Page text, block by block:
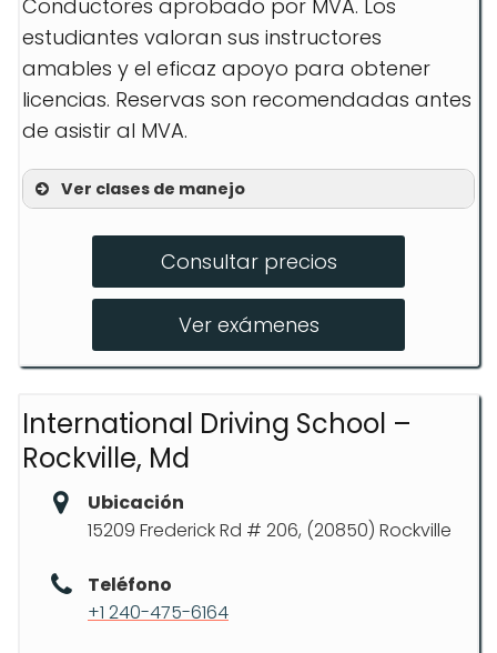
Conductores aprobado por MVA. Los
estudiantes valoran sus instructores
amables y el eficaz apoyo para obtener
licencias. Reservas son recomendadas antes
de asistir al MVA.
Ver clases de manejo
Programa sobre Alcohol y Drogas
Programa de Mejora del Conductor
Consultar precios
Ver exámenes
International Driving School –
Rockville, Md
Ubicación
15209 Frederick Rd # 206, (20850) Rockville
Teléfono
+1 240-475-6164